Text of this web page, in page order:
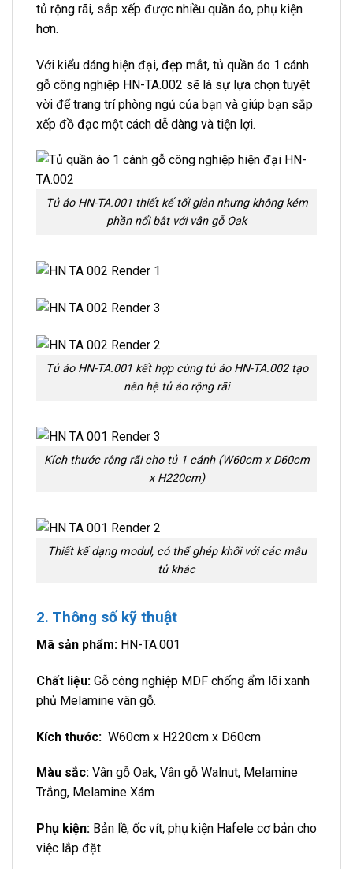
tủ rộng rãi, sắp xếp được nhiều quần áo, phụ kiện
hơn.
Với kiểu dáng hiện đại, đẹp mắt, tủ quần áo 1 cánh
gỗ công nghiệp HN-TA.002 sẽ là sự lựa chọn tuyệt
vời để trang trí phòng ngủ của bạn và giúp bạn sắp
xếp đồ đạc một cách dễ dàng và tiện lợi.
Tủ áo HN-TA.001 thiết kế tối giản nhưng không kém
phần nổi bật với vân gỗ Oak
Tủ áo HN-TA.001 kết hợp cùng tủ áo HN-TA.002 tạo
nên hệ tủ áo rộng rãi
Kích thước rộng rãi cho tủ 1 cánh (W60cm x D60cm
x H220cm)
Thiết kế dạng modul, có thể ghép khối với các mẫu
tủ khác
2. Thông số kỹ thuật
Mã sản phẩm: HN-TA.001
Chất liệu: Gỗ công nghiệp MDF chống ẩm lõi xanh
phủ Melamine vân gỗ.
Kích thước: W60cm x H220cm x D60cm
Màu sắc: Vân gỗ Oak, Vân gỗ Walnut, Melamine
Trắng, Melamine Xám
Phụ kiện: Bản lề, ốc vít, phụ kiện Hafele cơ bản cho
việc lắp đặt